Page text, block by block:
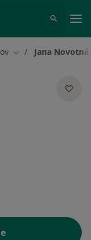
Změna města
Jana Novotná